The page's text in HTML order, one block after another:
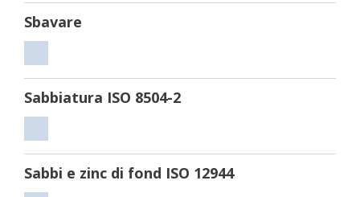
Sbavare
Sabbiatura ISO 8504-2
ISO
8504-
Sabbi e zinc di fond ISO 12944